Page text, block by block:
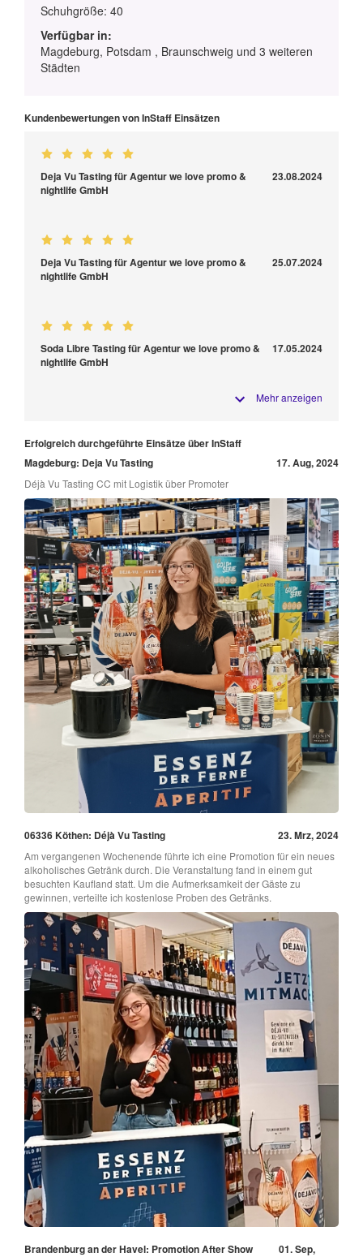
Schuhgröße: 40
Verfügbar in:
Magdeburg, Potsdam , Braunschweig und 3 weiteren
Städten
Kundenbewertungen von InStaff Einsätzen
Deja Vu Tasting für Agentur we love promo &
nightlife GmbH
23.08.2024
Deja Vu Tasting für Agentur we love promo &
nightlife GmbH
25.07.2024
Soda Libre Tasting für Agentur we love promo &
nightlife GmbH
17.05.2024
Mehr anzeigen
Erfolgreich durchgeführte Einsätze über InStaff
Magdeburg: Deja Vu Tasting
17. Aug, 2024
Déjà Vu Tasting CC mit Logistik über Promoter
06336 Köthen: Déjà Vu Tasting 23. Mrz, 2024
Am vergangenen Wochenende führte ich eine Promotion für ein neues
alkoholisches Getränk durch. Die Veranstaltung fand in einem gut
besuchten Kaufland statt. Um die Aufmerksamkeit der Gäste zu
gewinnen, verteilte ich kostenlose Proben des Getränks.
Brandenburg an der Havel: Promotion After Show 01. Sep,